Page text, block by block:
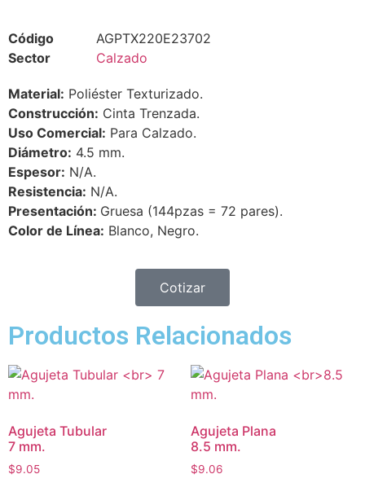
Código
AGPTX220E23702
Sector
Calzado
Material: Poliéster Texturizado.
Construcción: Cinta Trenzada.
Uso Comercial: Para Calzado.
Diámetro: 4.5 mm.
Espesor: N/A.
Resistencia: N/A.
Presentación: Gruesa (144pzas = 72 pares).
Color de Línea: Blanco, Negro.
Cotizar
Productos Relacionados
Agujeta Tubular
7 mm.
$9.05
Agujeta Plana
8.5 mm.
$9.06